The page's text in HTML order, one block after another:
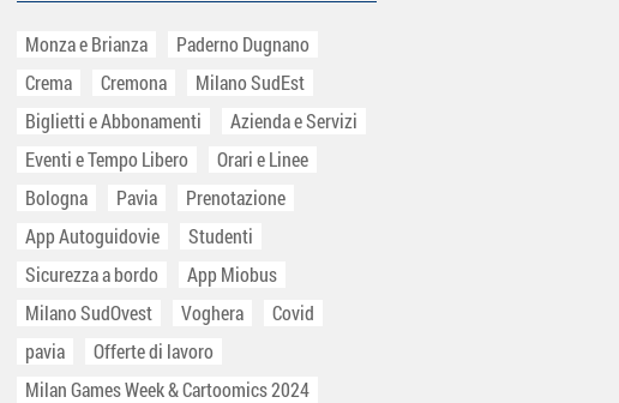
Monza e Brianza
Paderno Dugnano
Crema
Cremona
Milano SudEst
Biglietti e Abbonamenti
Azienda e Servizi
Eventi e Tempo Libero
Orari e Linee
Bologna
Pavia
Prenotazione
App Autoguidovie
Studenti
Sicurezza a bordo
App Miobus
Milano SudOvest
Voghera
Covid
pavia
Offerte di lavoro
Milan Games Week & Cartoomics 2024